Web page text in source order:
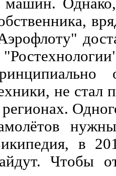
машин. Однако,
не стал
в
Чтобы